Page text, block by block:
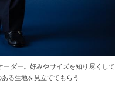
ーダー。好みやサイズを知り尽くして
る生地を見立ててもらう